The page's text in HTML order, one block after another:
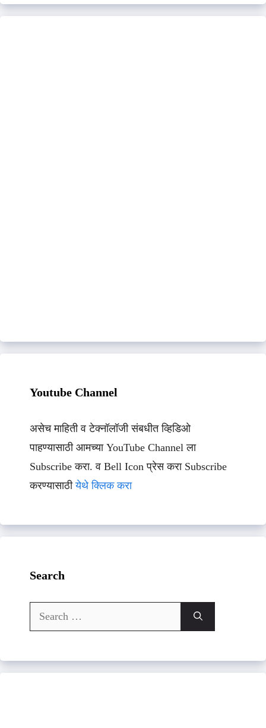
Youtube Channel
असेच माहिती व टेक्नॉलॉजी संबधीत व्हिडिओ
पाहण्यासाठी आमच्या YouTube Channel ला
Subscribe करा. व Bell Icon प्रेस करा Subscribe
करण्यासाठीयेथे क्लिक करा
Search
Search
for: